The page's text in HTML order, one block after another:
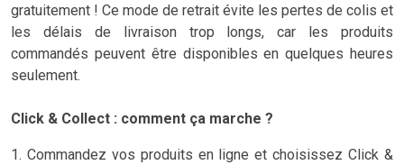
gratuitement ! Ce mode de retrait évite les pertes de colis et
les délais de livraison trop longs, car les produits
commandés peuvent être disponibles en quelques heures
seulement.
Click & Collect : comment ça marche ?
1. Commandez vos produits en ligne et choisissez Click &